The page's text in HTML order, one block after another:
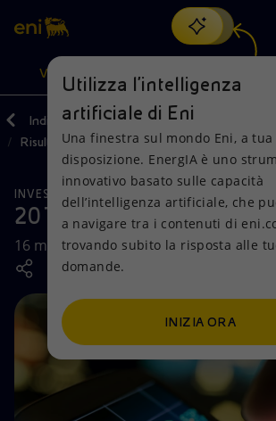
Cerca
Oppure scopri EnergIA, la nostra nuova
artificiale.
VISIONE
Visione
Mission e valori
Persone e Partnership
Net Zero
Modello satellitare
Energia accessibile
Azioni
Diversificazione energetica
Tecnologie per la transizione
Collaborazioni per l'innovazione
Attività nel mondo
Prodotti
Casa
Imprese
Mobilità
Indietro Investitori
Reporting e bilanci
Risultati finanziari e rapporti
INVESTITORI
2018-2021 Strategy
16 marzo 2018
Utilizza l'intelligenza
artificiale di Eni
Una finestra sul mondo Eni, a tua
disposizione. EnergIA è uno
innovativo basato sulle capacità
dell’intelligenza artificiale, che
a navigare tra i contenuti di
trovando subito la risposta alle
domande.
INIZIA ORA